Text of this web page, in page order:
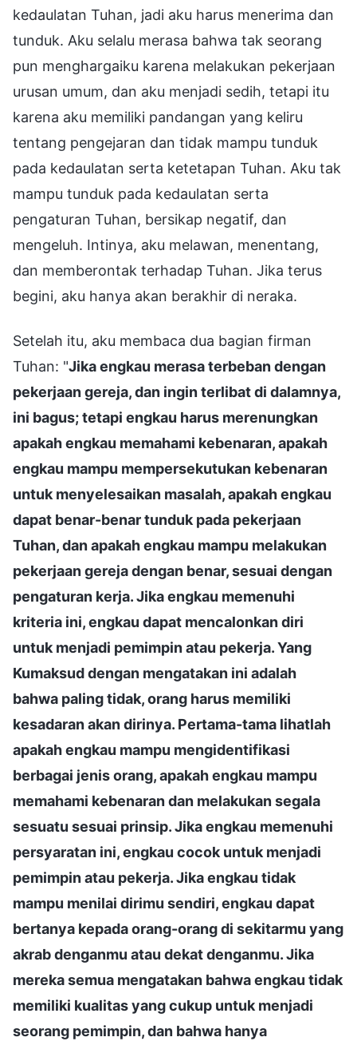
kedaulatan Tuhan, jadi aku harus menerima dan
tunduk. Aku selalu merasa bahwa tak seorang
pun menghargaiku karena melakukan pekerjaan
urusan umum, dan aku menjadi sedih, tetapi itu
karena aku memiliki pandangan yang keliru
tentang pengejaran dan tidak mampu tunduk
pada kedaulatan serta ketetapan Tuhan. Aku tak
mampu tunduk pada kedaulatan serta
pengaturan Tuhan, bersikap negatif, dan
mengeluh. Intinya, aku melawan, menentang,
dan memberontak terhadap Tuhan. Jika terus
begini, aku hanya akan berakhir di neraka.
Setelah itu, aku membaca dua bagian firman
Tuhan: "Jika engkau merasa terbeban dengan
pekerjaan gereja, dan ingin terlibat di dalamnya,
ini bagus; tetapi engkau harus merenungkan
apakah engkau memahami kebenaran, apakah
engkau mampu mempersekutukan kebenaran
untuk menyelesaikan masalah, apakah engkau
dapat benar-benar tunduk pada pekerjaan
Tuhan, dan apakah engkau mampu melakukan
pekerjaan gereja dengan benar, sesuai dengan
pengaturan kerja. Jika engkau memenuhi
kriteria ini, engkau dapat mencalonkan diri
untuk menjadi pemimpin atau pekerja. Yang
Kumaksud dengan mengatakan ini adalah
bahwa paling tidak, orang harus memiliki
kesadaran akan dirinya. Pertama-tama lihatlah
apakah engkau mampu mengidentifikasi
berbagai jenis orang, apakah engkau mampu
memahami kebenaran dan melakukan segala
sesuatu sesuai prinsip. Jika engkau memenuhi
persyaratan ini, engkau cocok untuk menjadi
pemimpin atau pekerja. Jika engkau tidak
mampu menilai dirimu sendiri, engkau dapat
bertanya kepada orang-orang di sekitarmu yang
akrab denganmu atau dekat denganmu. Jika
mereka semua mengatakan bahwa engkau tidak
memiliki kualitas yang cukup untuk menjadi
seorang pemimpin, dan bahwa hanya